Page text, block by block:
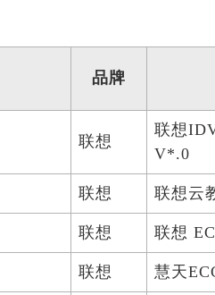
品牌
联想
联想
V*.0
联想 联想云
联想 联想
联想 慧天